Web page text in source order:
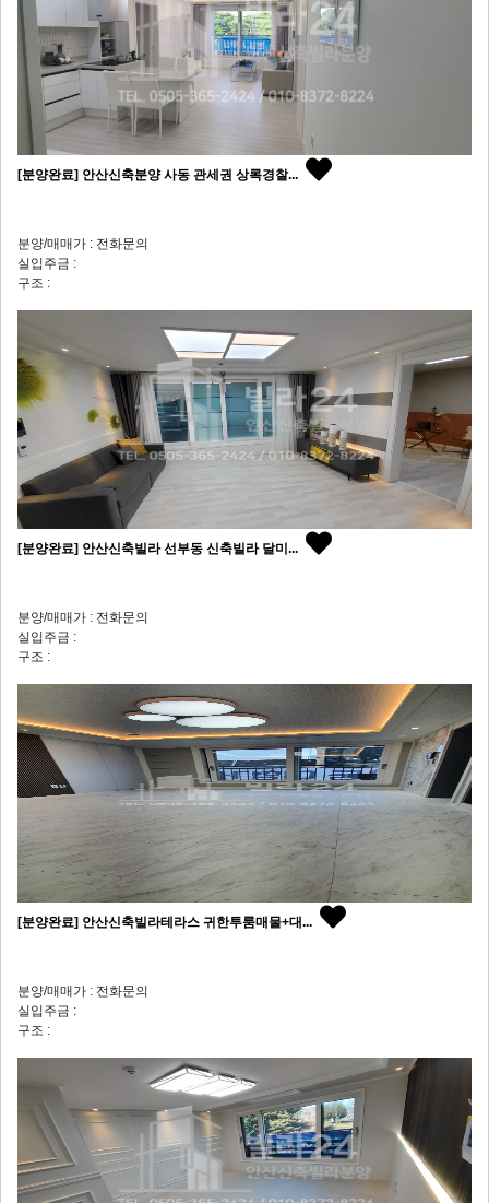
[분양완료] 안산신축분양 사동 관세권 상록경찰...
분양/매매가 : 전화문의
실입주금 :
구조 :
[분양완료] 안산신축빌라 선부동 신축빌라 달미...
분양/매매가 : 전화문의
실입주금 :
구조 :
[분양완료] 안산신축빌라테라스 귀한투룸매물+대...
분양/매매가 : 전화문의
실입주금 :
구조 :